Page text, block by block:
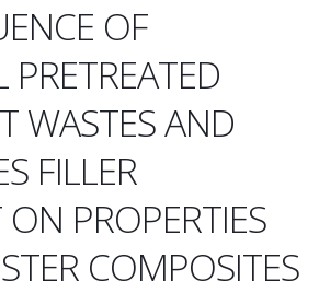
OF
PRETREATED
WASTES AND
FILLER
PROPERTIES
COMPOSITES